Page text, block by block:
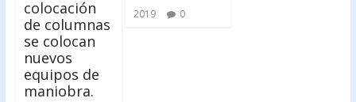
colocación
de columnas
se colocan
nuevos
equipos de
maniobra.
2019
0